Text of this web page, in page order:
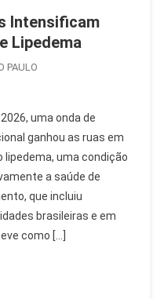
Intensificam
Lipedema
PAULO
uma onda de
ganhou as ruas em
uma condição
a saúde de
que incluiu
brasileiras e em
como […]